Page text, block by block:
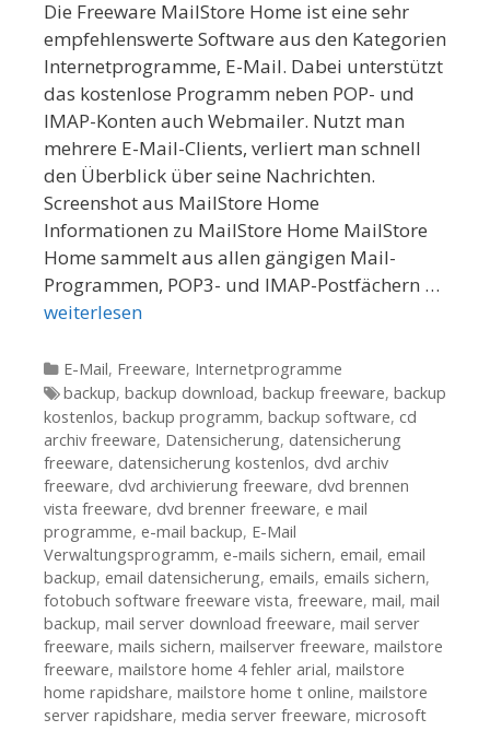
Die Freeware MailStore Home ist eine sehr
empfehlenswerte Software aus den Kategorien
Internetprogramme, E-Mail. Dabei unterstützt
das kostenlose Programm neben POP- und
IMAP-Konten auch Webmailer. Nutzt man
mehrere E-Mail-Clients, verliert man schnell
den Überblick über seine Nachrichten.
Screenshot aus MailStore Home
Informationen zu MailStore Home MailStore
Home sammelt aus allen gängigen Mail-
Programmen, POP3- und IMAP-Postfächern …
weiterlesen
Kategorien
E-Mail, Freeware, Internetprogramme
Tags
backup, backup download, backup freeware, backup
kostenlos, backup programm, backup software, cd
archiv freeware, Datensicherung, datensicherung
freeware, datensicherung kostenlos, dvd archiv
freeware, dvd archivierung freeware, dvd brennen
vista freeware, dvd brenner freeware, e mail
programme, e-mail backup, E-Mail
Verwaltungsprogramm, e-mails sichern, email, email
backup, email datensicherung, emails, emails sichern,
fotobuch software freeware vista, freeware, mail, mail
backup, mail server download freeware, mail server
freeware, mails sichern, mailserver freeware, mailstore
freeware, mailstore home 4 fehler arial, mailstore
home rapidshare, mailstore home t online, mailstore
server rapidshare, media server freeware, microsoft